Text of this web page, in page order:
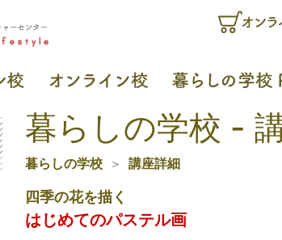
暮らしの学校 -
暮らしの学校 講座詳細
四季の花を描く
はじめてのパステル画